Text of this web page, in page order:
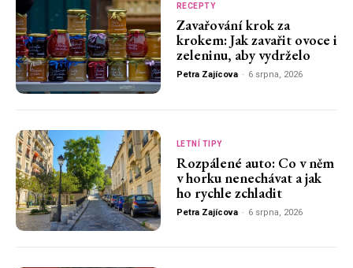
RECEPTY
Zavařování krok za
krokem: Jak zavařit ovoce i
zeleninu, aby vydrželo
Petra Zajícova - 6 srpna, 2026
LETNÍ TIPY
Rozpálené auto: Co v něm
v horku nenechávat a jak
ho rychle zchladit
Petra Zajícova - 6 srpna, 2026